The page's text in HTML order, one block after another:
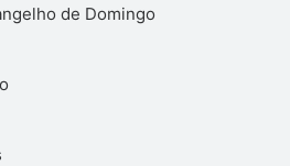
de Domingo